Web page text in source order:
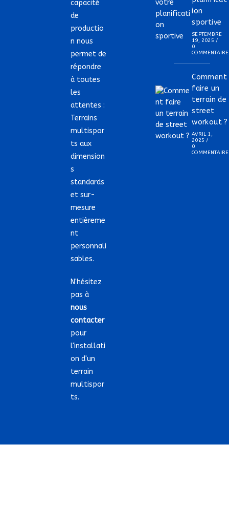
capacité
de
productio
n nous
permet de
répondre
à toutes
les
attentes :
Terrains
multispor
ts aux
dimension
s
standards
et sur-
mesure
entièreme
nt
personnali
sables.
N'hésitez
pas à
nous
contacter
pour
l'installati
on d'un
terrain
multispor
ts.
ion
sportive
SEPTEMBRE
19, 2025 /
0
COMMENTAIRE
Comment
faire un
terrain de
street
workout ?
AVRIL 1,
2025 /
0
COMMENTAIRE